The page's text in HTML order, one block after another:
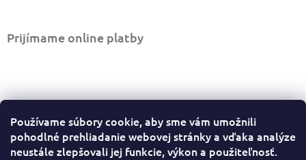
Používame súbory cookie, aby sme vám umožnili
pohodlné prehliadanie webovej stránky a vďaka analýze
neustále zlepšovali jej funkcie, výkon a použiteľnosť.
Prijímame online platby
Informácie pre vás
Ako nakupovať
Obchodné podmienky